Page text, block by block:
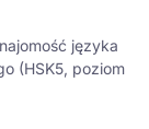
języka
(HSK5, poziom